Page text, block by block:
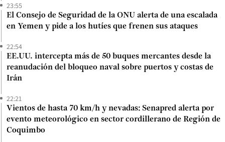
23:55
El Consejo de Seguridad de la ONU alerta de una escalada
en Yemen y pide a los hutíes que frenen sus ataques
22:54
EE.UU. intercepta más de 50 buques mercantes desde la
reanudación del bloqueo naval sobre puertos y costas de
Irán
22:21
Vientos de hasta 70 km/h y nevadas: Senapred alerta por
evento meteorológico en sector cordillerano de Región de
Coquimbo